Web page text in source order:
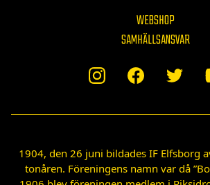
WEBSHOP
SAMHÄLLSANSVAR
1904, den 26 juni bildades IF Elfsborg
tonåren. Föreningens namn var då